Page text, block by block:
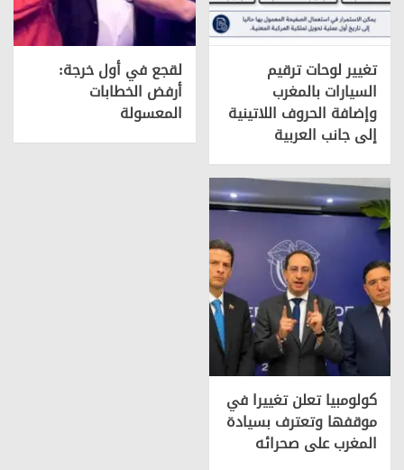
تغيير لوحات ترقيم
السيارات بالمغرب
وإضافة الحروف اللاتينية
إلى جانب العربية
لقجع في أول خرجة:
أرفض الخطابات
المعسولة
كولومبيا تعلن تغييرا في
موقفها وتعترف بسيادة
المغرب على صحرائه